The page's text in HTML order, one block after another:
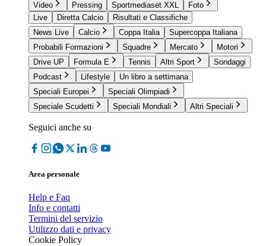
Video Pressing Sportmediaset XXL
Foto
Live
Diretta Calcio
Risultati e Classifiche
News Live
Calcio Coppa Italia
Supercoppa Italiana
Probabili Formazioni
Squadre Mercato
Motori
Drive UP
Formula E Tennis Altri Sport
Sondaggi
Podcast
Lifestyle
Un libro a settimana
Speciali Europei
Speciali Olimpiadi
Speciale Scudetti
Speciali Mondiali Altri Speciali
Seguici anche su
Area personale
Help e Faq
Info e contatti
Termini del servizio
Utilizzo dati e privacy
Cookie Policy